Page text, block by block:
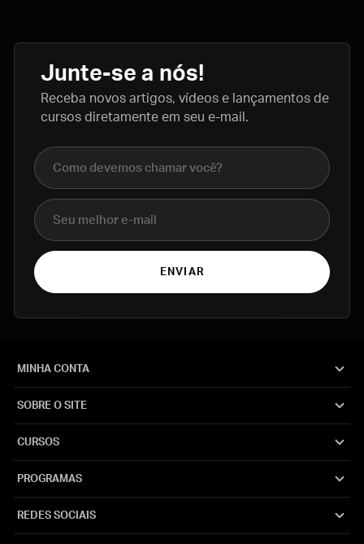
Junte-se a nós!
Receba novos artigos, vídeos e lançamentos de
cursos diretamente em seu e-mail.
Nome completo
E-mail
ENVIAR
MINHA CONTA
SOBRE O SITE
CURSOS
PROGRAMAS
REDES SOCIAIS